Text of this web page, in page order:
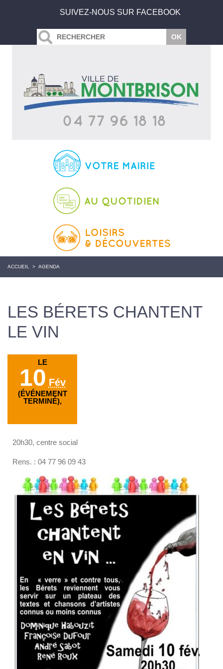
SUIVEZ-NOUS SUR FACEBOOK
ACCUEIL > AGENDA
LES BÉRETS CHANTENT
LE VIN
LE
10 Fév
(ÉVÉNEMENT
TERMINÉ),
20h30, centre social
Rens. : 04 77 96 09 43